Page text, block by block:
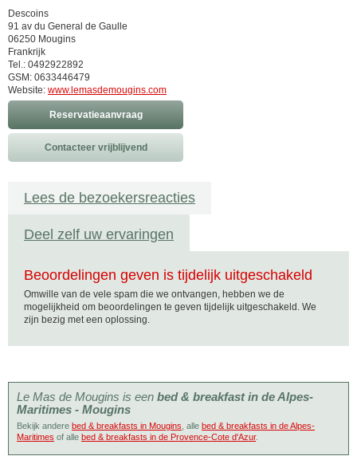
Descoins
91 av du General de Gaulle
06250 Mougins
Frankrijk
Tel.: 0492922892
GSM: 0633446479
Website: www.lemasdemougins.com
Reservatieaanvraag
Contacteer vrijblijvend
Lees de bezoekersreacties
Deel zelf uw ervaringen
Beoordelingen geven is tijdelijk uitgeschakeld
Omwille van de vele spam die we ontvangen, hebben we de
mogelijkheid om beoordelingen te geven tijdelijk uitgeschakeld. We
zijn bezig met een oplossing.
Le Mas de Mougins is een bed & breakfast in de Alpes-
Maritimes - Mougins
Bekijk andere bed & breakfasts in Mougins , alle bed & breakfasts in de Alpes-
Maritimes of alle bed & breakfasts in de Provence-Cote d'Azur.